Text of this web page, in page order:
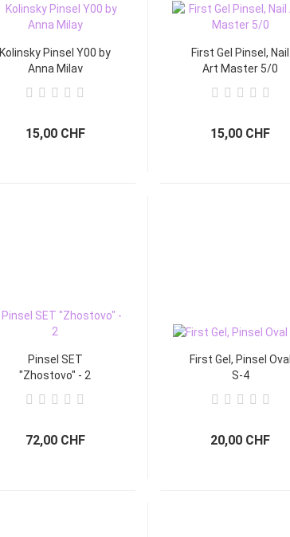
Kolinsky Pinsel Y00 by
Anna Milay
15,00 CHF
First Gel Pinsel, Nail
Art Master 5/0
15,00 CHF
Pinsel SET
"Zhostovo" - 2
72,00 CHF
First Gel, Pinsel Oval
S-4
20,00 CHF